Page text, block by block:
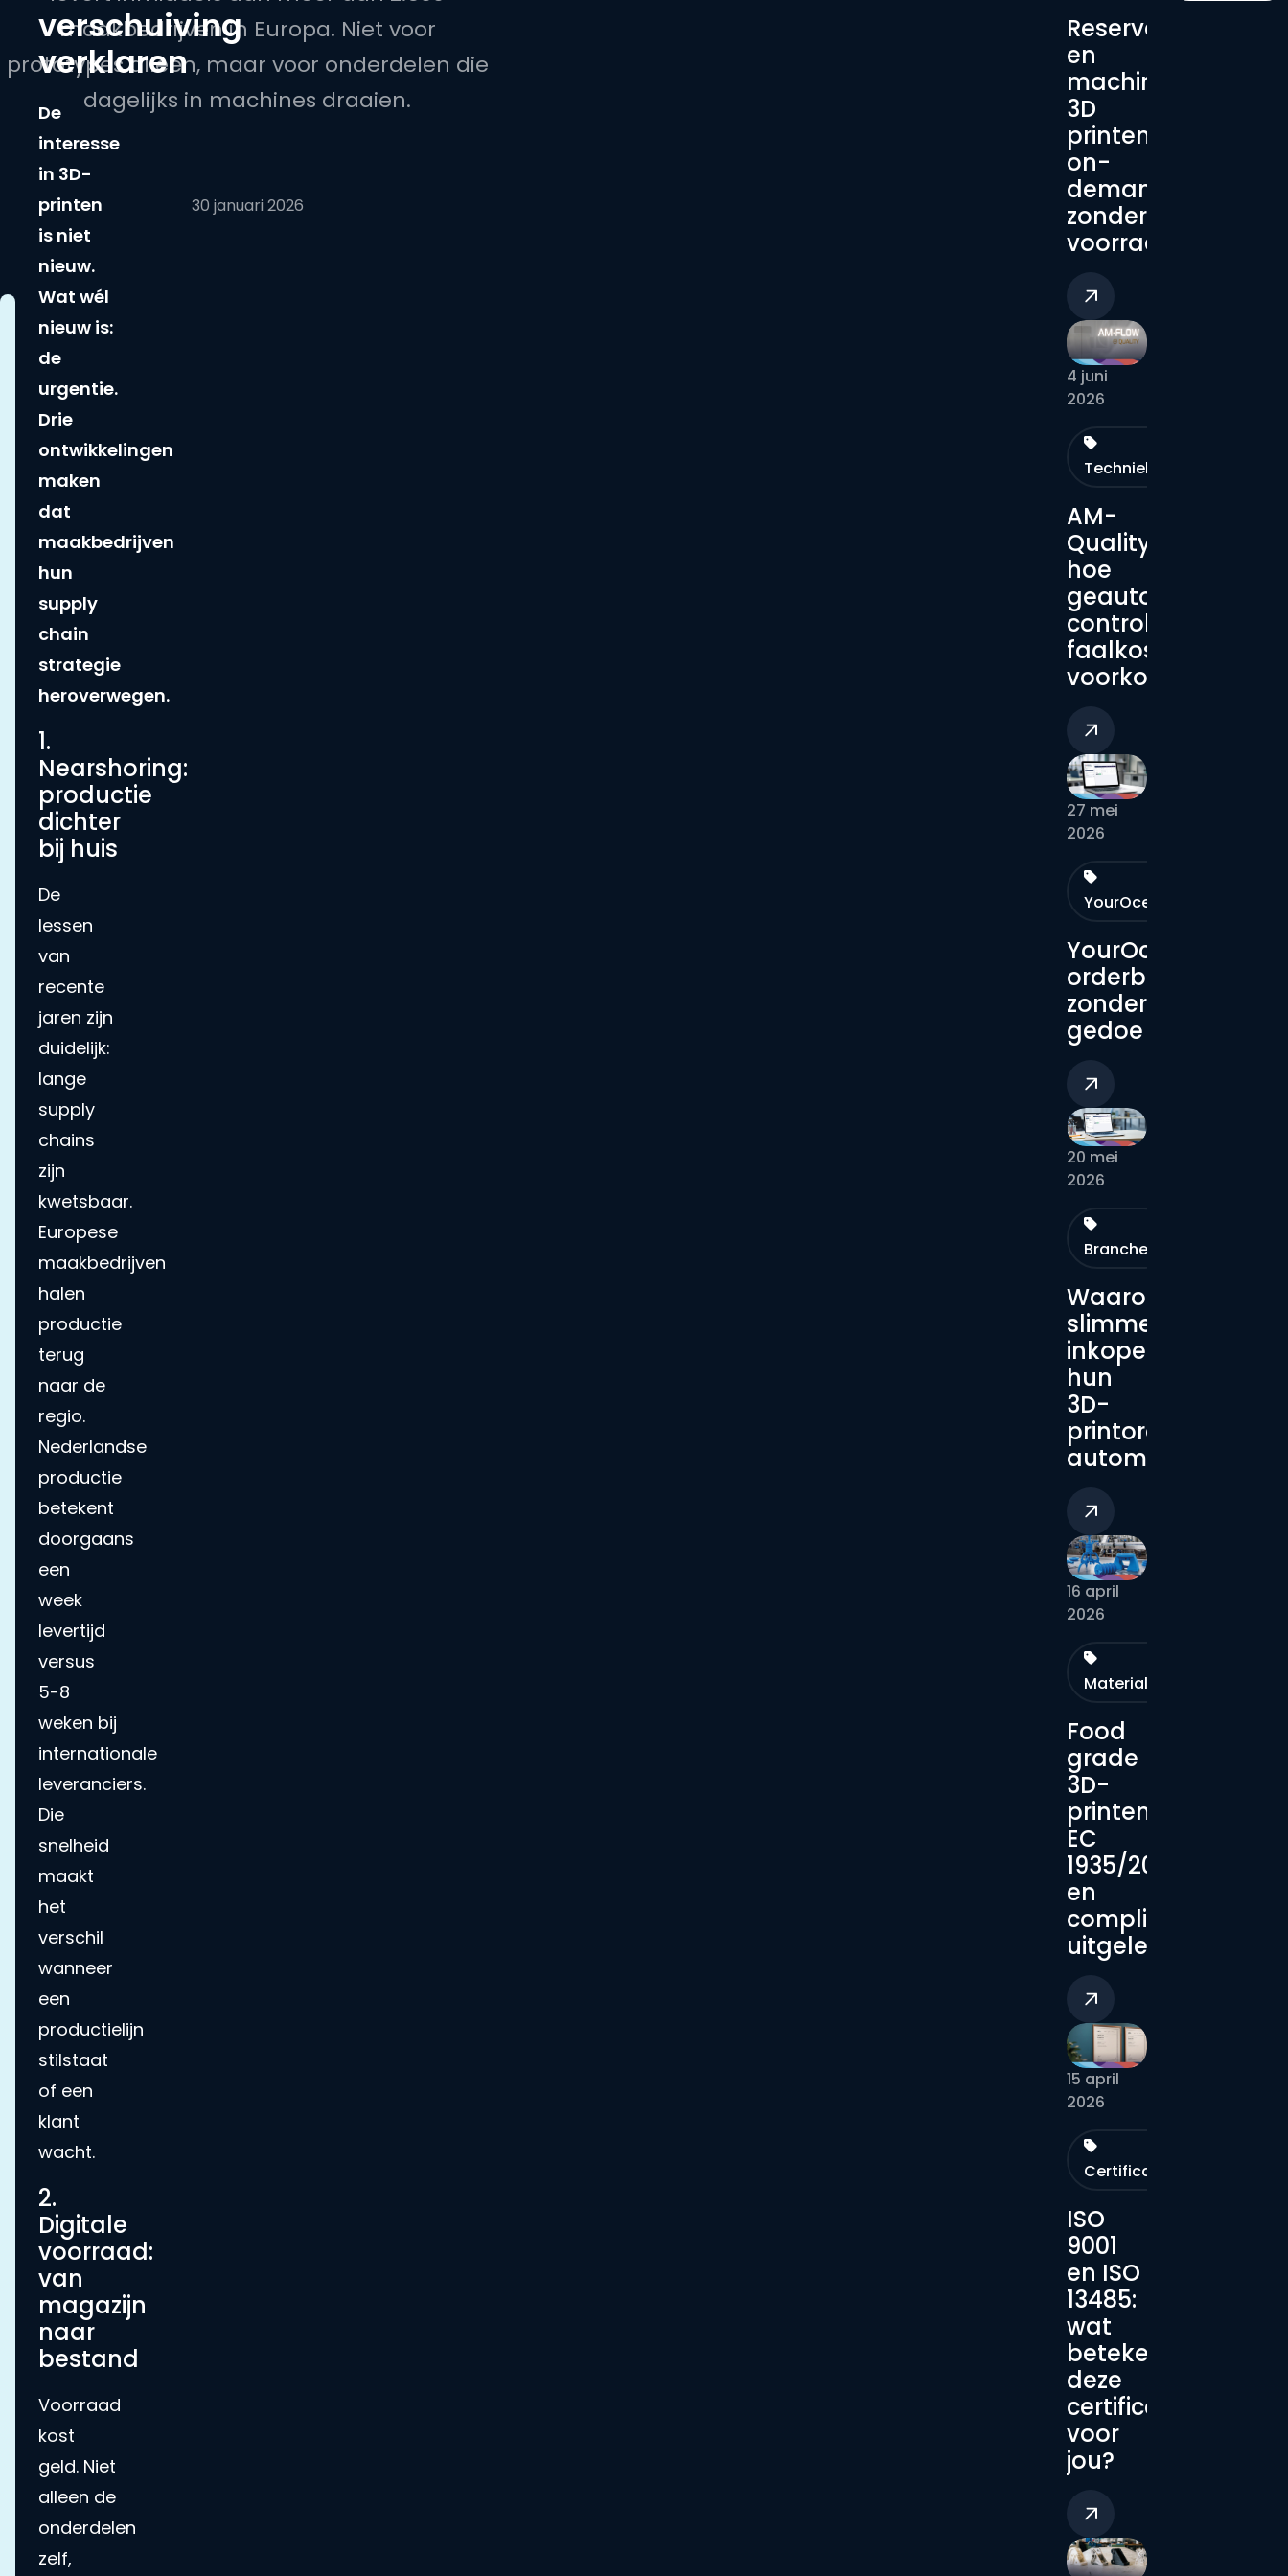
maakbedrijven in Europa. Niet voor
prototypes alleen, maar voor onderdelen die
dagelijks in machines draaien.
30 januari 2026
verschuiving
verklaren
De
interesse
in 3D-
printen
is niet
nieuw.
Wat wél
nieuw is:
de
urgentie.
Drie
ontwikkelingen
maken
dat
maakbedrijven
hun
supply
chain
strategie
heroverwegen.
1.
Nearshoring:
productie
dichter
bij huis
De
lessen
van
recente
jaren zijn
duidelijk:
lange
supply
chains
zijn
kwetsbaar.
Europese
maakbedrijven
halen
productie
terug
naar de
regio.
Nederlandse
productie
betekent
doorgaans
een
week
levertijd
versus
5-8
weken bij
internationale
leveranciers.
Die
snelheid
maakt
het
verschil
wanneer
een
productielijn
stilstaat
of een
klant
wacht.
2.
Digitale
voorraad:
van
magazijn
naar
bestand
Voorraad
kost
geld. Niet
alleen de
onderdelen
zelf,
en
3D
printen:
on-
demand,
zonder
voorraad
AM-
Quality:
hoe
controle
faalkosten
voorkomt
4 juni
2026
Technieken
YourOceanz:
orderbeheer
zonder
gedoe
27 mei
2026
YourOceanz
Waarom
slimme
inkopers
hun
3D-
printorders
automatiseren
20 mei
2026
Branches
Food
grade
3D-
printen:
EC
1935/2004
en
compliance
uitgelegd
16 april
2026
Materialen
ISO
9001
en ISO
13485:
wat
betekenen
deze
certificeringen
voor
jou?
15 april
2026
Certificaten